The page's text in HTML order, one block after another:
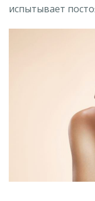
испытывает